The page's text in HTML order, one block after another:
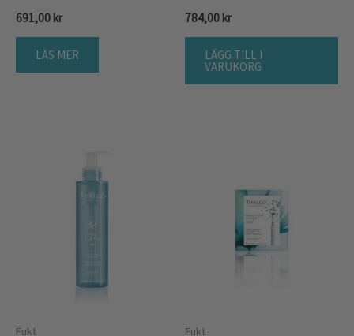
691,00 kr
LÄS MER
784,00 kr
LÄGG TILL I
VARUKORG
Fukt Fukt